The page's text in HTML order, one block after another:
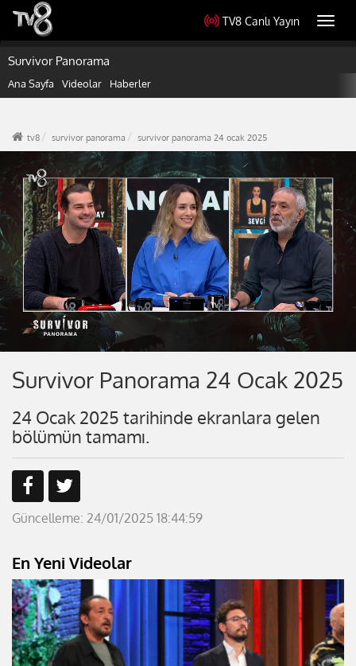
TV8 Canlı Yayın
Survivor Panorama
Ana Sayfa Videolar Haberler
tv8 survivor panorama survivor panorama 24 ocak 2025
Survivor Panorama 24 Ocak 2025
24 Ocak 2025 tarihinde ekranlara gelen
bölümün tamamı.
Güncelleme: 24/01/2025 18:44:59
En Yeni Videolar